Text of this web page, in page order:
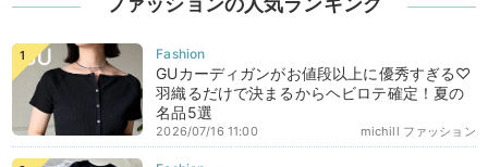
GUカーディガンがお値段以上に優秀すぎる♡
羽織るだけで決まるからヘビロテ確定！夏の
名品5選
michill ファッション
2026/07/16 11:00